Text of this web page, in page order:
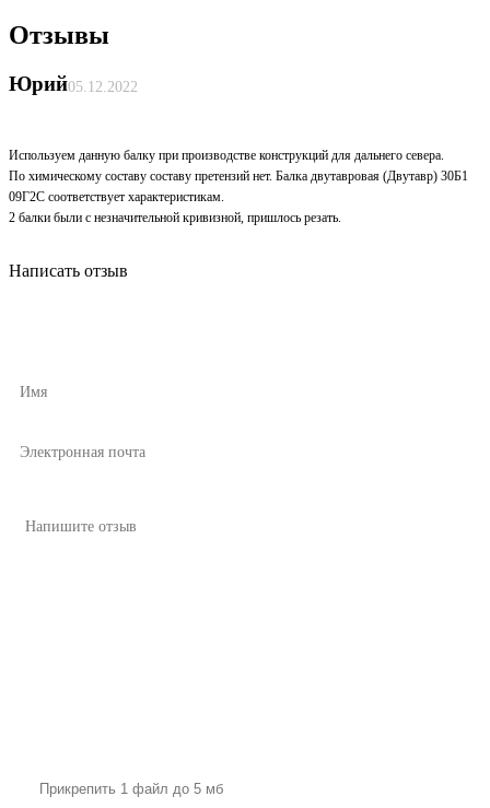
Отзывы
Юрий05.12.2022
Используем данную балку при производстве конструкций для дальнего севера.
По химическому составу составу претензий нет. Балка двутавровая (Двутавр) 30Б1
09Г2С соответствует характеристикам.
2 балки были с незначительной кривизной, пришлось резать.
Написать отзыв